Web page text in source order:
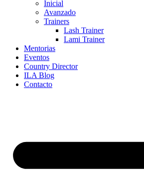
Inicial
Avanzado
Trainers
Lash Trainer
Lami Trainer
Mentorias
Eventos
Country Director
ILA Blog
Contacto